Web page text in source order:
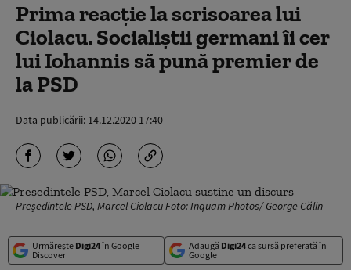
Prima reacție la scrisoarea lui
Ciolacu. Socialiștii germani îi cer
lui Iohannis să pună premier de
la PSD
Data publicării: 14.12.2020 17:40
Președintele PSD, Marcel Ciolacu Foto: Inquam Photos/ George Călin
Urmărește Digi24în Google
Discover
Adaugă Digi24ca sursă preferată în
Google